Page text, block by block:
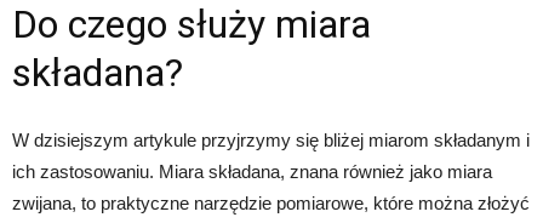
Do czego służy miara
składana?
W dzisiejszym artykule przyjrzymy się bliżej miarom składanym i
ich zastosowaniu. Miara składana, znana również jako miara
zwijana, to praktyczne narzędzie pomiarowe, które można złożyć